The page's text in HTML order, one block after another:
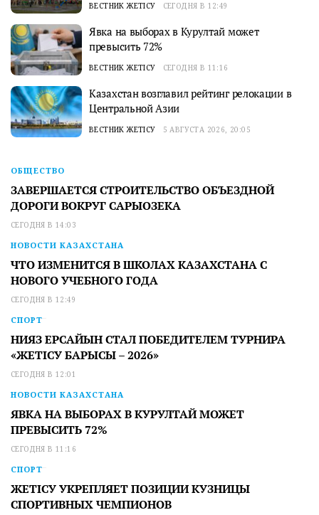
ВЕСТНИК ЖЕТІСУ СЕГОДНЯ В 12:49
Явка на выборах в Курултай может
превысить 72%
ВЕСТНИК ЖЕТІСУ СЕГОДНЯ В 11:16
Казахстан возглавил рейтинг релокации в
Центральной Азии
ВЕСТНИК ЖЕТІСУ 5 АВГУСТА 2026, 20:05
ОБЩЕСТВО
ЗАВЕРШАЕТСЯ СТРОИТЕЛЬСТВО ОБЪЕЗДНОЙ
ДОРОГИ ВОКРУГ САРЫОЗЕКА
СЕГОДНЯ В 14:03
НОВОСТИ КАЗАХСТАНА
ЧТО ИЗМЕНИТСЯ В ШКОЛАХ КАЗАХСТАНА С
НОВОГО УЧЕБНОГО ГОДА
СЕГОДНЯ В 12:49
СПОРТ
НИЯЗ ЕРСАЙЫН СТАЛ ПОБЕДИТЕЛЕМ ТУРНИРА
«ЖЕТІСУ БАРЫСЫ – 2026»
СЕГОДНЯ В 12:01
НОВОСТИ КАЗАХСТАНА
ЯВКА НА ВЫБОРАХ В КУРУЛТАЙ МОЖЕТ
ПРЕВЫСИТЬ 72%
СЕГОДНЯ В 11:16
СПОРТ
ЖЕТІСУ УКРЕПЛЯЕТ ПОЗИЦИИ КУЗНИЦЫ
СПОРТИВНЫХ ЧЕМПИОНОВ